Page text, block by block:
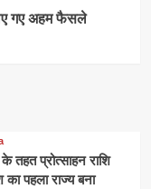
गए अहम फैसले
कप में
प्रोत्साहन राशि
पहला राज्य बना